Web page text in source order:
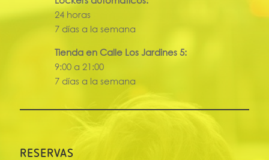
24 horas
7 días a la semana
Tienda en Calle Los Jardines 5:
9:00 a 21:00
7 días a la semana
RESERVAS